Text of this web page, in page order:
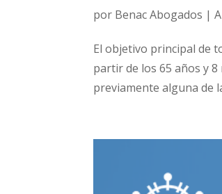
por Benac Abogados |
El objetivo principal de
partir de los 65 años y
previamente alguna de